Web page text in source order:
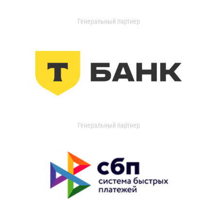
Генеральный партнер
Генеральный партнер